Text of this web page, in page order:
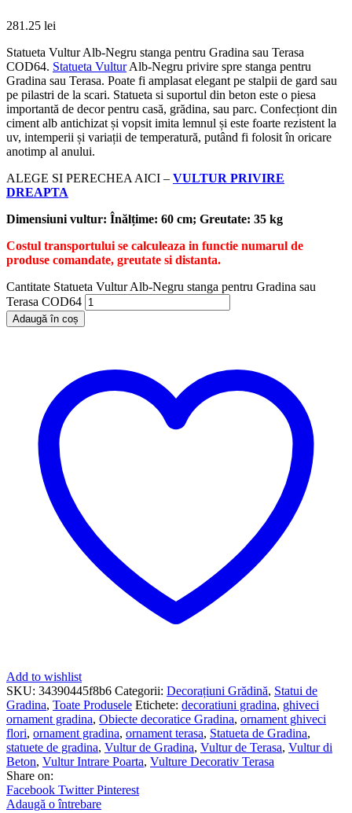
281.25 lei
Statueta Vultur Alb-Negru stanga pentru Gradina sau Terasa
COD64. Statueta VulturAlb-Negru privire spre stanga pentru
Gradina sau Terasa. Poate fi amplasat elegant pe stalpii de gard sau
pe pilastri de la scari. Statueta si suportul din beton este o piesa
importantă de decor pentru casă, grădina, sau parc. Confecționt din
ciment alb antichizat și vopsit imita lemnul și este foarte rezistent la
uv, intemperii și variații de temperatură, putând fi folosit în oricare
anotimp al anului.
ALEGE SI PERECHEA AICI – VULTUR PRIVIRE
DREAPTA
Dimensiuni vultur: Înălțime: 60 cm; Greutate: 35 kg
Costul transportului se calculeaza in functie numarul de
produse comandate, greutate si distanta.
Cantitate Statueta Vultur Alb-Negru stanga pentru Gradina sau
Terasa COD64
Adaugă în coș
Add to wishlist
SKU: 34390445f8b6 Categorii: Decorațiuni Grădină, Statui de
Gradina, Toate Produsele Etichete: decoratiuni gradina, ghiveci
ornament gradina, Obiecte decoratice Gradina, ornament ghiveci
flori, ornament gradina, ornament terasa, Statueta de Gradina,
statuete de gradina, Vultur de Gradina, Vultur de Terasa, Vultur di
Beton, Vultur Intrare Poarta, Vulture Decorativ Terasa
Share on:
Facebook Twitter Pinterest
Adaugă o întrebare